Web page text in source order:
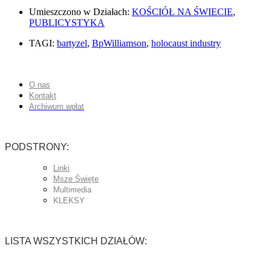
Umieszczono w Działach: KOŚCIÓŁ NA ŚWIECIE,
PUBLICYSTYKA
TAGI: bartyzel, BpWilliamson, holocaust industry
O nas
Kontakt
Archiwum wpłat
PODSTRONY:
Linki
Msze Święte
Multimedia
KLEKSY
LISTA WSZYSTKICH DZIAŁÓW: